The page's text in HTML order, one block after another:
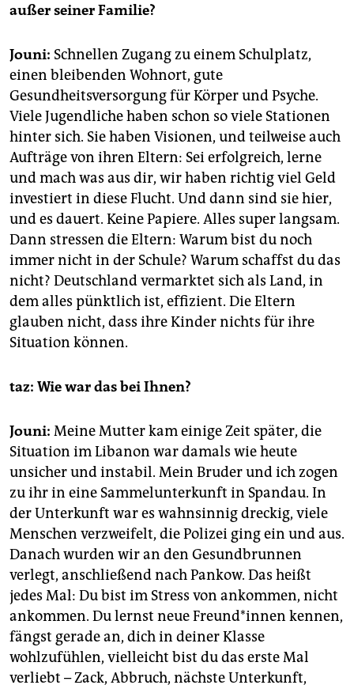
außer seiner Familie?
Jouni: Schnellen Zugang zu einem Schulplatz,
einen bleibenden Wohnort, gute
Gesundheitsversorgung für Körper und Psyche.
Viele Jugendliche haben schon so viele Stationen
hinter sich. Sie haben Visionen, und teilweise auch
Aufträge von ihren Eltern: Sei erfolgreich, lerne
und mach was aus dir, wir haben richtig viel Geld
investiert in diese Flucht. Und dann sind sie hier,
und es dauert. Keine Papiere. Alles super langsam.
Dann stressen die Eltern: Warum bist du noch
immer nicht in der Schule? Warum schaffst du das
nicht? Deutschland vermarktet sich als Land, in
dem alles pünktlich ist, effizient. Die Eltern
glauben nicht, dass ihre Kinder nichts für ihre
Situation können.
taz: Wie war das bei Ihnen?
Jouni: Meine Mutter kam einige Zeit später, die
Situation im Libanon war damals wie heute
unsicher und instabil. Mein Bruder und ich zogen
zu ihr in eine Sammelunterkunft in Spandau. In
der Unterkunft war es wahnsinnig dreckig, viele
Menschen verzweifelt, die Polizei ging ein und aus.
Danach wurden wir an den Gesundbrunnen
verlegt, anschließend nach Pankow. Das heißt
jedes Mal: Du bist im Stress von ankommen, nicht
ankommen. Du lernst neue Freun­d*in­nen kennen,
fängst gerade an, dich in deiner Klasse
wohlzufühlen, vielleicht bist du das erste Mal
verliebt – Zack, Abbruch, nächste Unterkunft,